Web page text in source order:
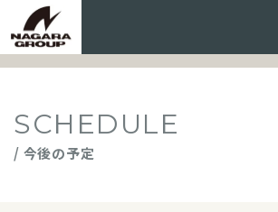
SCHEDULE
/ 今後の予定